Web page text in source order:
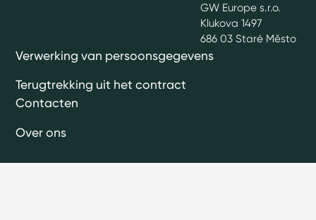
GW Europe s.r.o.
Klukova 1497
686 03 Staré Město
Verwerking van persoonsgegevens
Terugtrekking uit het contract
Contacten
Over ons